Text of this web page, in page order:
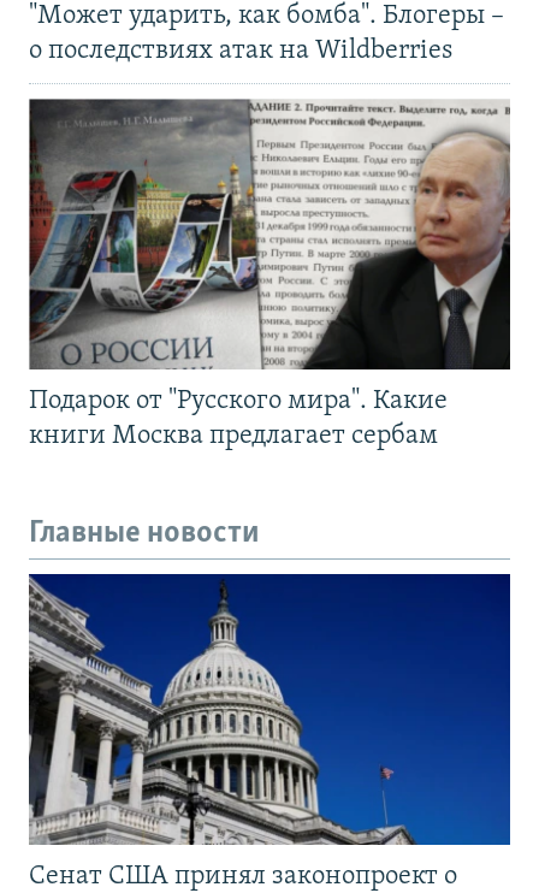
"Может ударить, как бомба". Блогеры –
о последствиях атак на Wildberries
Подарок от "Русского мира". Какие
книги Москва предлагает сербам
Главные новости
Сенат США принял законопроект о